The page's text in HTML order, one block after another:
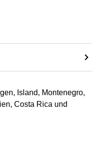
Island, Montenegro,
Costa Rica und